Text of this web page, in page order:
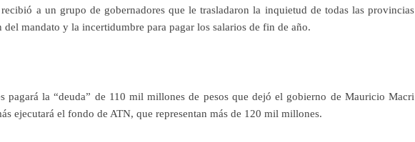
a un grupo de gobernadores que le trasladaron la inquietud de todas las provincias
mandato y la incertidumbre para pagar los salarios de fin de año.
pagará la “deuda” de 110 mil millones de pesos que dejó el gobierno de Mauricio Macri
ejecutará el fondo de ATN, que representan más de 120 mil millones.